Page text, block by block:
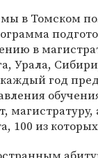
в Томском
в
Урала,
год
100 из